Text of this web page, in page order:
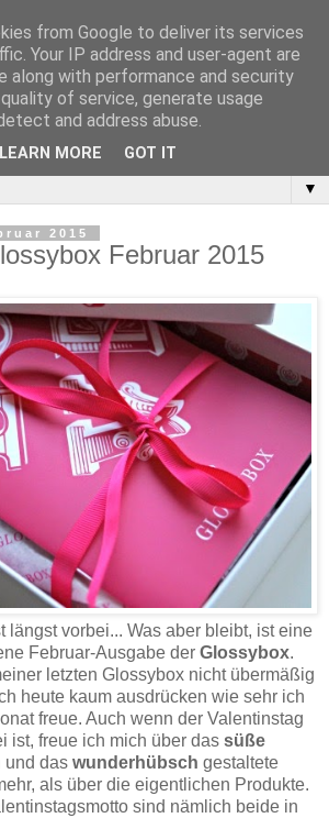
▼
2015
Februar 2015
längst vorbei... Was aber bleibt, ist eine
Februar-Ausgabe der Glossybox.
letzten Glossybox nicht übermäßig
heute kaum ausdrücken wie sehr ich
freue. Auch wenn der Valentinstag
ist, freue ich mich über das süße
und das wunderhübsch gestaltete
als über die eigentlichen Produkte.
sind nämlich beide in
from Google to deliver its services
Your IP address and user-agent are
along with performance and security
of service, generate usage
and address abuse.
LEARN MORE GOT IT